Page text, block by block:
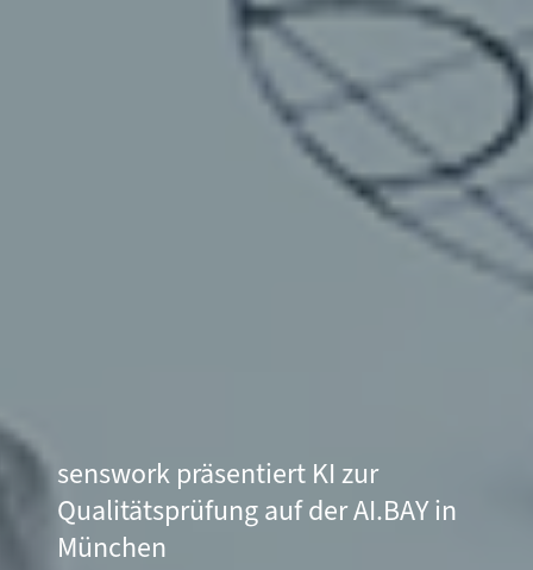
senswork präsentiert KI zur
Qualitätsprüfung auf der AI.BAY in
München